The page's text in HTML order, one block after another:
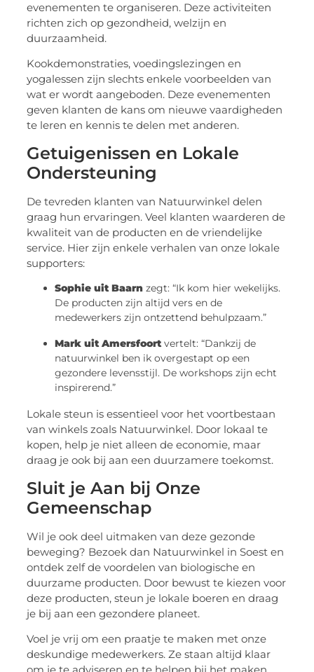
evenementen te organiseren. Deze activiteiten
richten zich op gezondheid, welzijn en
duurzaamheid.
Kookdemonstraties, voedingslezingen en
yogalessen zijn slechts enkele voorbeelden van
wat er wordt aangeboden. Deze evenementen
geven klanten de kans om nieuwe vaardigheden
te leren en kennis te delen met anderen.
Getuigenissen en Lokale
Ondersteuning
De tevreden klanten van Natuurwinkel delen
graag hun ervaringen. Veel klanten waarderen de
kwaliteit van de producten en de vriendelijke
service. Hier zijn enkele verhalen van onze lokale
supporters:
Sophie uit Baarn zegt: “Ik kom hier wekelijks.
De producten zijn altijd vers en de
medewerkers zijn ontzettend behulpzaam.”
Mark uit Amersfoortvertelt: “Dankzij de
natuurwinkel ben ik overgestapt op een
gezondere levensstijl. De workshops zijn echt
inspirerend.”
Lokale steun is essentieel voor het voortbestaan
van winkels zoals Natuurwinkel. Door lokaal te
kopen, help je niet alleen de economie, maar
draag je ook bij aan een duurzamere toekomst.
Sluit je Aan bij Onze
Gemeenschap
Wil je ook deel uitmaken van deze gezonde
beweging? Bezoek dan Natuurwinkel in Soest en
ontdek zelf de voordelen van biologische en
duurzame producten. Door bewust te kiezen voor
deze producten, steun je lokale boeren en draag
je bij aan een gezondere planeet.
Voel je vrij om een praatje te maken met onze
deskundige medewerkers. Ze staan altijd klaar